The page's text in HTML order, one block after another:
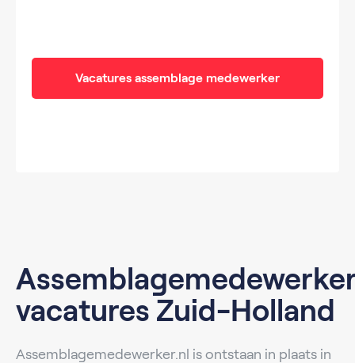
Vacatures assemblage medewerker
vacatures Zuid-Holland
Assemblagemedewerker.nl is ontstaan in plaats in